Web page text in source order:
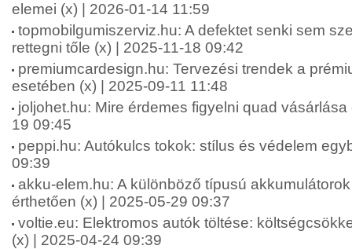
elemei (x) | 2026-01-14 11:59
topmobilgumiszerviz.hu: A defektet senki sem
rettegni tőle (x) | 2025-11-18 09:42
premiumcardesign.hu: Tervezési trendek a
esetében (x) | 2025-09-11 11:48
joljohet.hu: Mire érdemes figyelni quad
19 09:45
peppi.hu: Autókulcs tokok: stílus és védelem
09:39
akku-elem.hu: A különböző típusú
érthetően (x) | 2025-05-29 09:37
voltie.eu: Elektromos autók töltése:
(x) | 2025-04-24 09:39